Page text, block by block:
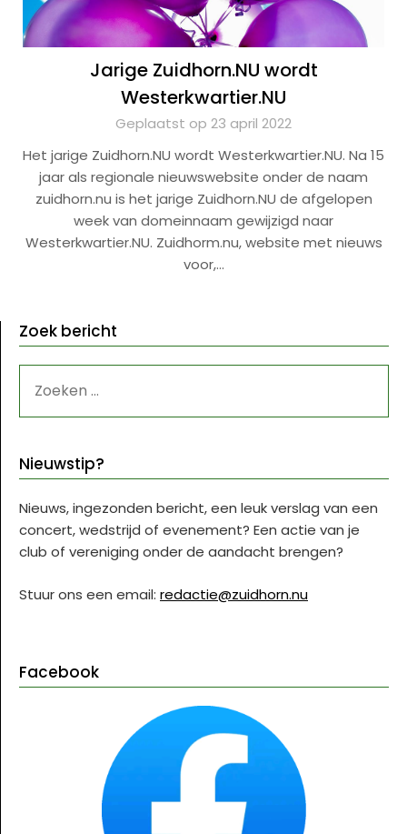
Jarige Zuidhorn.NU wordt
Westerkwartier.NU
Geplaatst op 23 april 2022
Het jarige Zuidhorn.NU wordt Westerkwartier.NU. Na 15
jaar als regionale nieuwswebsite onder de naam
zuidhorn.nu is het jarige Zuidhorn.NU de afgelopen
week van domeinnaam gewijzigd naar
Westerkwartier.NU. Zuidhorm.nu, website met nieuws
voor,…
Zoek bericht
NAAR:
Nieuwstip?
Nieuws, ingezonden bericht, een leuk verslag van een
concert, wedstrijd of evenement? Een actie van je
club of vereniging onder de aandacht brengen?
Stuur ons een email: redactie@zuidhorn.nu
Facebook